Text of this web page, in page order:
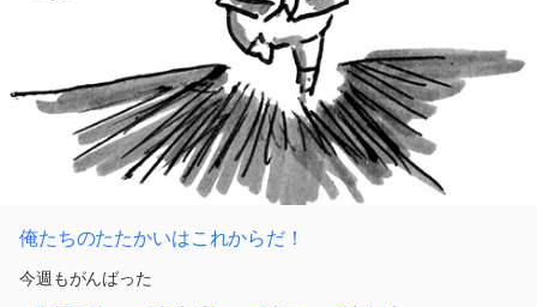
俺たちのたたかいはこれからだ！
今週もがんばった